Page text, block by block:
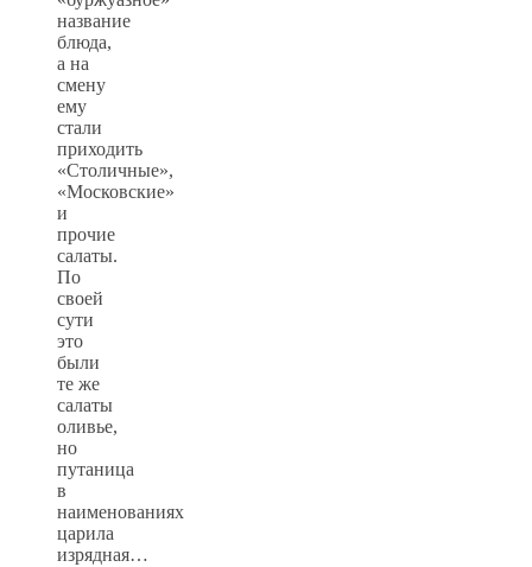
название
блюда,
а на
смену
ему
стали
приходить
«Столичные»,
«Московские»
и
прочие
салаты.
По
своей
сути
это
были
те же
салаты
оливье,
но
путаница
в
наименованиях
царила
изрядная…